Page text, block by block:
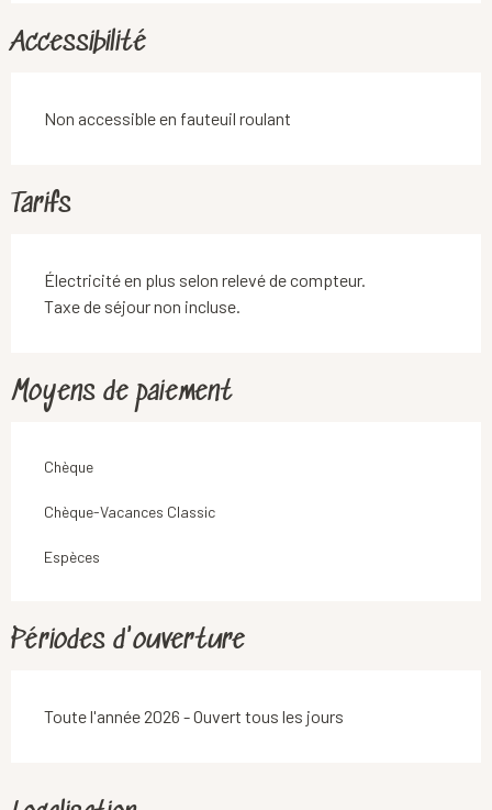
Accessibilité
Non accessible en fauteuil roulant
Tarifs
Électricité en plus selon relevé de compteur.
Taxe de séjour non incluse.
Moyens de paiement
Chèque
Chèque-Vacances Classic
Espèces
Périodes d'ouverture
Toute l'année 2026 - Ouvert tous les jours